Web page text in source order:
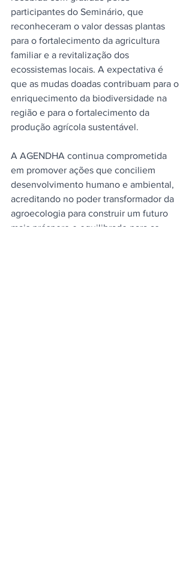
participantes do Seminário, que
reconheceram o valor dessas plantas
para o fortalecimento da agricultura
familiar e a revitalização dos
ecossistemas locais. A expectativa é
que as mudas doadas contribuam para o
enriquecimento da biodiversidade na
região e para o fortalecimento da
produção agrícola sustentável.
A AGENDHA continua comprometida
em promover ações que conciliem
desenvolvimento humano e ambiental,
acreditando no poder transformador da
agroecologia para construir um futuro
mais próspero e equilibrado para as